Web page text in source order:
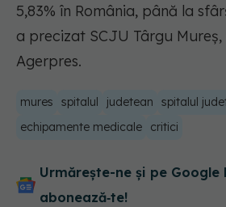
5,83% în România, până la
a precizat SCJU Târgu
Agerpres.
mures spitalul judetean spitalul
echipamente medicale
critici
Urmărește-ne și pe Google
abonează‑te!